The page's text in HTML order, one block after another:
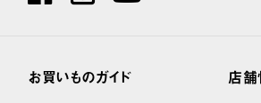
お買いものガイド 店